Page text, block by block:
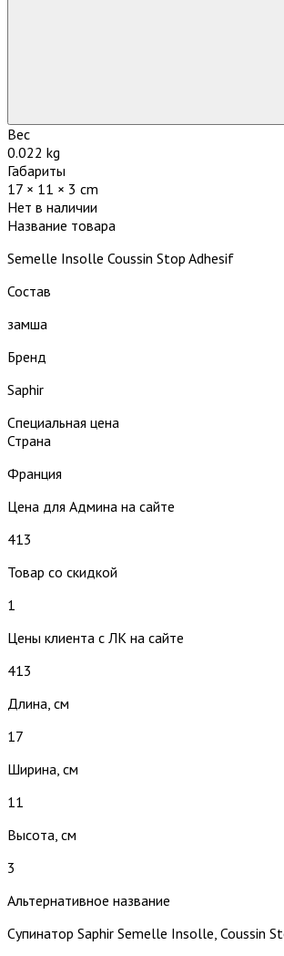
Вес
0.022 kg
Габариты
17 × 11 × 3 cm
Нет в наличии
Название товара
Semelle Insolle Coussin Stop Adhesif
Состав
замша
Бренд
Saphir
Специальная цена
Страна
Франция
Цена для Админа на сайте
413
Товар со скидкой
1
Цены клиента с ЛК на сайте
413
Длина, см
17
Ширина, см
11
Высота, см
3
Альтернативное название
Супинатор Saphir Semelle Insolle, Coussin